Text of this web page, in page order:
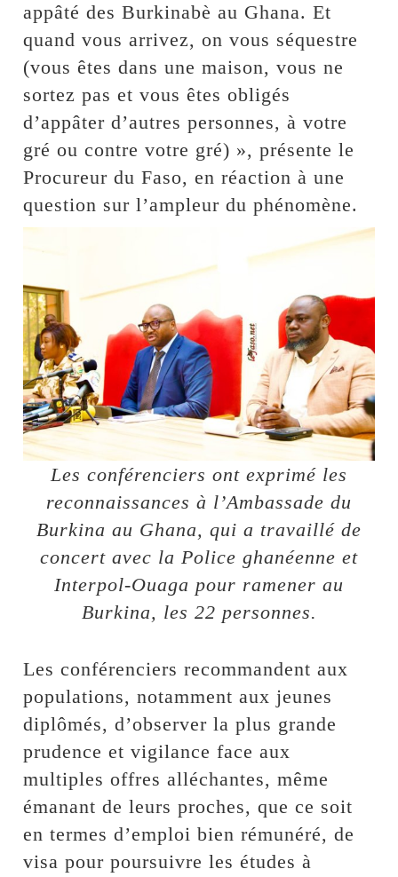
appâté des Burkinabè au Ghana. Et
quand vous arrivez, on vous séquestre
(vous êtes dans une maison, vous ne
sortez pas et vous êtes obligés
d’appâter d’autres personnes, à votre
gré ou contre votre gré) », présente le
Procureur du Faso, en réaction à une
question sur l’ampleur du phénomène.
Les conférenciers ont exprimé les
reconnaissances à l’Ambassade du
Burkina au Ghana, qui a travaillé de
concert avec la Police ghanéenne et
Interpol-Ouaga pour ramener au
Burkina, les 22 personnes.
Les conférenciers recommandent aux
populations, notamment aux jeunes
diplômés, d’observer la plus grande
prudence et vigilance face aux
multiples offres alléchantes, même
émanant de leurs proches, que ce soit
en termes d’emploi bien rémunéré, de
visa pour poursuivre les études à